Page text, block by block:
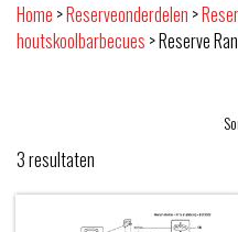
Home >Reserveonderdelen >
houtskoolbarbecues >Reserve
3resultaten